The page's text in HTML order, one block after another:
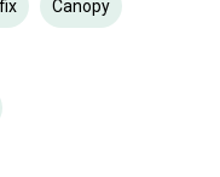
Canopy